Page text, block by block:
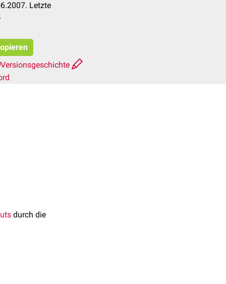
Letzte
Versionsgeschichte
durch die